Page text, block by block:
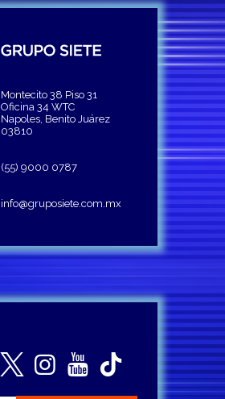
Montecito 38 Piso 31
Oficina 34 WTC
Napoles, Benito Juárez
03810
(55) 9000 0787
info@gruposiete.com.mx